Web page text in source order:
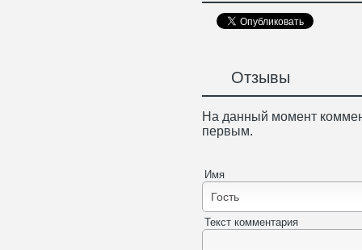
Отзывы
На данный момент
первым.
Имя
Текст комментария